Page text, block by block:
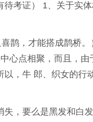
待考证） 1、关于实
鹊，才能搭成鹊桥。
心点相聚，而且，由
，牛 郎、织女的行
，要么是黑发和白